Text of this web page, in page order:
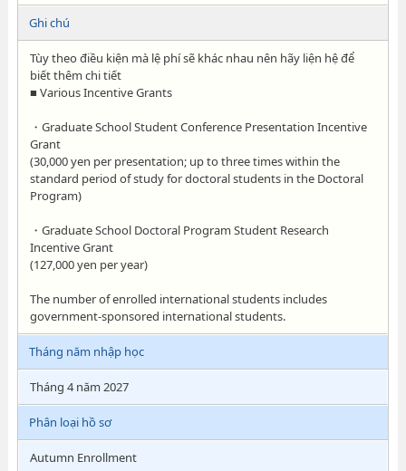
Ghi chú
Tùy theo điều kiện mà lệ phí sẽ khác nhau nên hãy liện hệ để
biết thêm chi tiết
■ Various Incentive Grants
・Graduate School Student Conference Presentation Incentive
Grant
(30,000 yen per presentation; up to three times within the
standard period of study for doctoral students in the Doctoral
Program)
・Graduate School Doctoral Program Student Research
Incentive Grant
(127,000 yen per year)
The number of enrolled international students includes
government-sponsored international students.
Tháng năm nhập học
Tháng 4 năm 2027
Phân loại hồ sơ
Autumn Enrollment